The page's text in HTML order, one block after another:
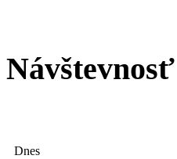
Návštevnosť
Dnes